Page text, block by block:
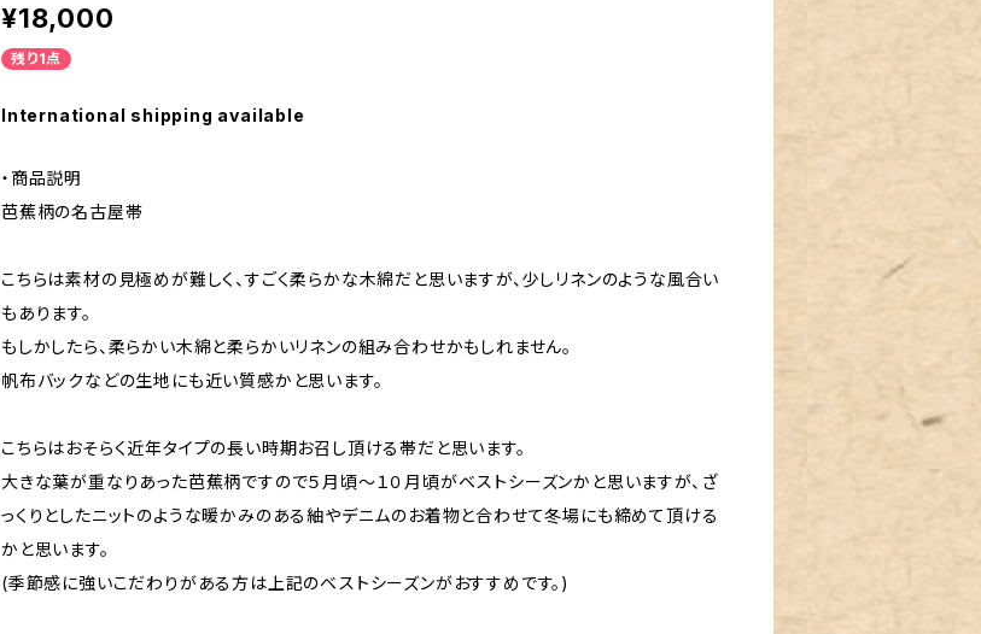
¥18,000
残り1点
International shipping available
・商品説明
芭蕉柄の名古屋帯
こちらは素材の見極めが難しく、すごく柔らかな木綿だと思いますが、少しリネンのような風合い
もあります。
もしかしたら、柔らかい木綿と柔らかいリネンの組み合わせかもしれません。
帆布バックなどの生地にも近い質感かと思います。
こちらはおそらく近年タイプの長い時期お召し頂ける帯だと思います。
大きな葉が重なりあった芭蕉柄ですので５月頃～１０月頃がベストシーズンかと思いますが、ざ
っくりとしたニットのような暖かみのある紬やデニムのお着物と合わせて冬場にも締めて頂ける
かと思います。
(季節感に強いこだわりがある方は上記のベストシーズンがおすすめです。)